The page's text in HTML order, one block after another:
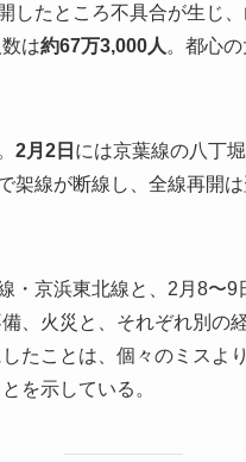
したところ不具合が生じ
は約67万3,000人 。都心
2月2日 には京葉線の八丁
架線が断線し、全線再開
・京浜東北線と、2月8〜
火災と、それぞれ別の
たことは、個々のミスより
を示している。